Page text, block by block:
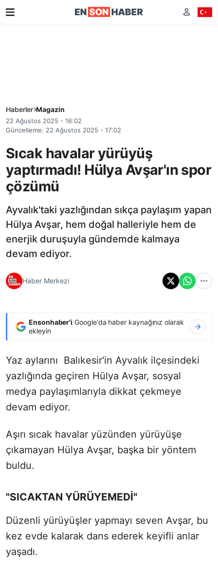
Haberler Magazin
22 Ağustos 2025 - 16:02
Güncelleme: 22 Ağustos 2025 - 17:02
Sıcak havalar yürüyüş
yaptırmadı! Hülya Avşar'ın spor
çözümü
Ayvalık'taki yazlığından sıkça paylaşım yapan
Hülya Avşar, hem doğal halleriyle hem de
enerjik duruşuyla gündemde kalmaya
devam ediyor.
Haber Merkezi
Ensonhaber'i Google'da haber kaynağınız olarak
ekleyin
Yaz aylarını Balıkesir'in Ayvalık ilçesindeki
yazlığında geçiren Hülya Avşar, sosyal
medya paylaşımlarıyla dikkat çekmeye
devam ediyor.
Aşırı sıcak havalar yüzünden yürüyüşe
çıkamayan Hülya Avşar, başka bir yöntem
buldu.
"SICAKTAN YÜRÜYEMEDİ"
Düzenli yürüyüşler yapmayı seven Avşar, bu
kez evde kalarak dans ederek keyifli anlar
yaşadı.